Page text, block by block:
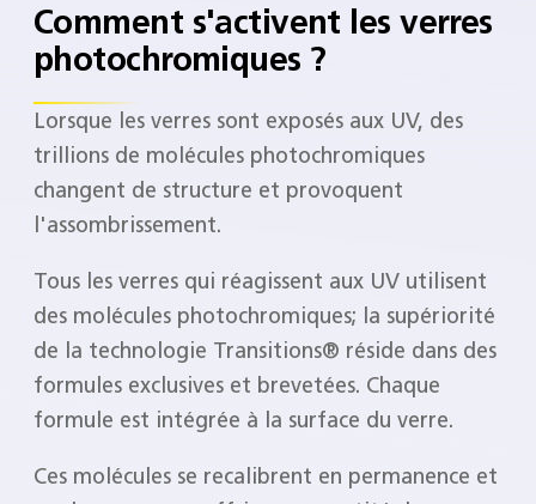
Comment s'activent les verres
photochromiques ?
Lorsque les verres sont exposés aux UV, des
trillions de molécules photochromiques
changent de structure et provoquent
l'assombrissement.
Tous les verres qui réagissent aux UV utilisent
des molécules photochromiques; la supériorité
de la technologie Transitions® réside dans des
formules exclusives et brevetées. Chaque
formule est intégrée à la surface du verre.
Ces molécules se recalibrent en permanence et